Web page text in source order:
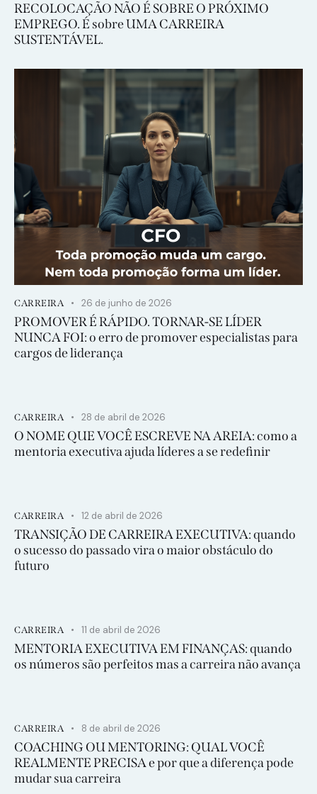
RECOLOCAÇÃO NÃO É SOBRE O PRÓXIMO
EMPREGO. É sobre UMA CARREIRA
SUSTENTÁVEL.
CARREIRA 26 de junho de 2026
PROMOVER É RÁPIDO. TORNAR-SE LÍDER
NUNCA FOI: o erro de promover especialistas para
cargos de liderança
CARREIRA 28 de abril de 2026
O NOME QUE VOCÊ ESCREVE NA AREIA: como a
mentoria executiva ajuda líderes a se redefinir
CARREIRA 12 de abril de 2026
TRANSIÇÃO DE CARREIRA EXECUTIVA: quando
o sucesso do passado vira o maior obstáculo do
futuro
CARREIRA 11 de abril de 2026
MENTORIA EXECUTIVA EM FINANÇAS: quando
os números são perfeitos mas a carreira não avança
CARREIRA 8 de abril de 2026
COACHING OU MENTORING: QUAL VOCÊ
REALMENTE PRECISA e por que a diferença pode
mudar sua carreira